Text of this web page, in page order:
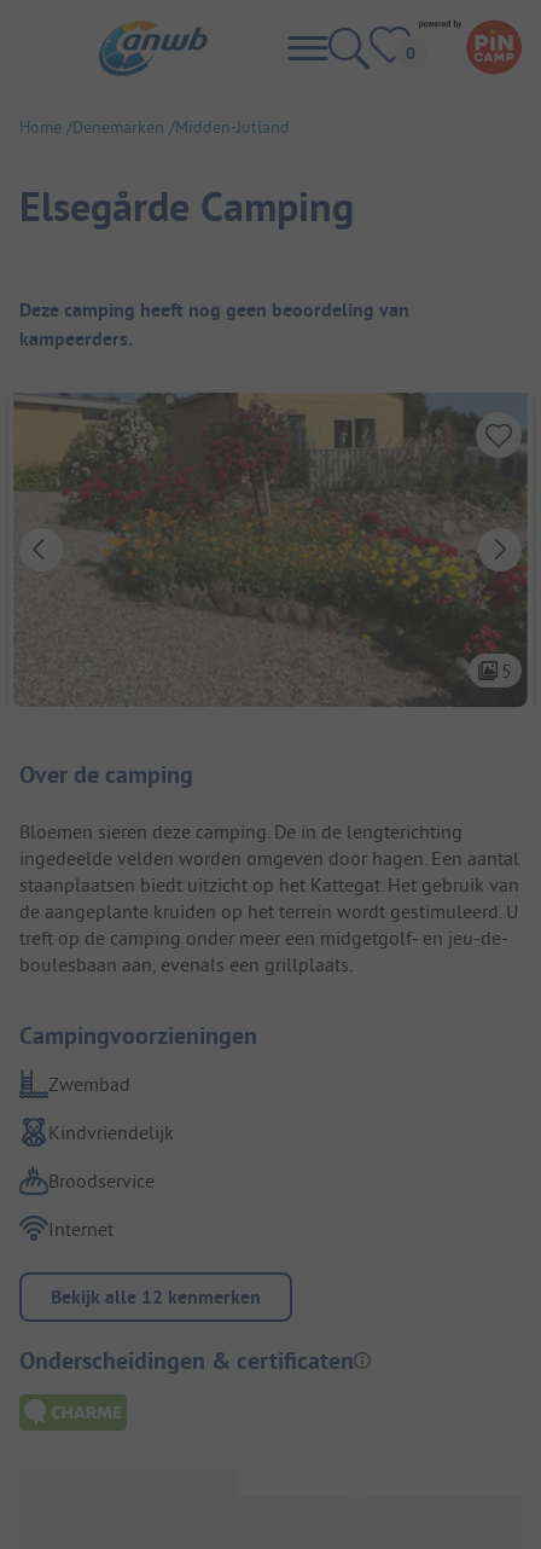
Home Denemarken Midden-Jutland
Elsegårde Camping
Camping overzicht
Deze camping heeft nog geen beoordeling van
kampeerders.
5
Over de camping
Bloemen sieren deze camping. De in de lengterichting
ingedeelde velden worden omgeven door hagen. Een aantal
staanplaatsen biedt uitzicht op het Kattegat. Het gebruik van
de aangeplante kruiden op het terrein wordt gestimuleerd. U
treft op de camping onder meer een midgetgolf- en jeu-de-
boulesbaan aan, evenals een grillplaats.
Campingvoorzieningen
Zwembad
Kindvriendelijk
Broodservice
Internet
Bekijk alle 12 kenmerken
Onderscheidingen & certificaten